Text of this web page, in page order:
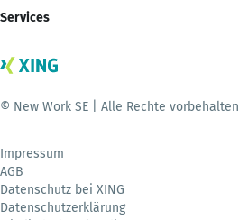
Services
© New Work SE | Alle Rechte vorbehalten
Impressum
AGB
Datenschutz bei XING
Datenschutzerklärung